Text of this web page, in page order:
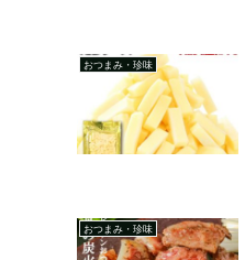
おつまみ・珍味
おつまみ・珍味